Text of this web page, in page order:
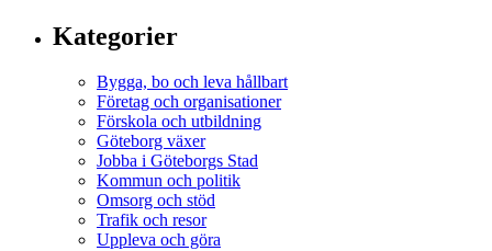
Kategorier
Bygga, bo och leva hållbart
Företag och organisationer
Förskola och utbildning
Göteborg växer
Jobba i Göteborgs Stad
Kommun och politik
Omsorg och stöd
Trafik och resor
Uppleva och göra